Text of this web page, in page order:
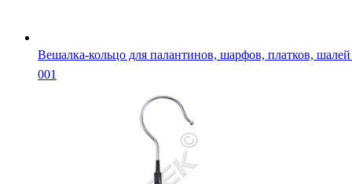
Вешалка-кольцо для палантинов, шарфов, платков,
001